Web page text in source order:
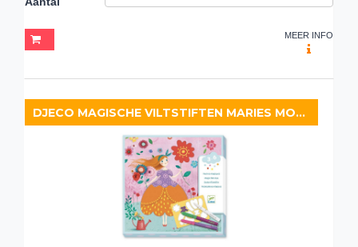
MEER INFO
DJECO MAGISCHE VILTSTIFTEN MARIES MOOIE JURKEN